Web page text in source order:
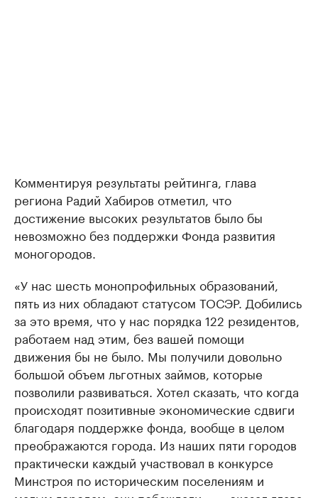
Комментируя результаты рейтинга, глава
региона Радий Хабиров отметил, что
достижение высоких результатов было бы
невозможно без поддержки Фонда развития
моногородов.
«У нас шесть монопрофильных образований,
пять из них обладают статусом ТОСЭР. Добились
за это время, что у нас порядка 122 резидентов,
работаем над этим, без вашей помощи
движения бы не было. Мы получили довольно
большой объем льготных займов, которые
позволили развиваться. Хотел сказать, что когда
происходят позитивные экономические сдвиги
благодаря поддержке фонда, вообще в целом
преображаются города. Из наших пяти городов
практически каждый участвовал в конкурсе
Минстроя по историческим поселениям и